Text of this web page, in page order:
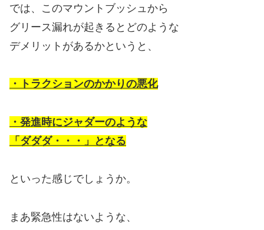
では、このマウントブッシュから
グリース漏れが起きるとどのような
デメリットがあるかというと、
・トラクションのかかりの悪化
・発進時にジャダーのような
「ダダダ・・・」となる
といった感じでしょうか。
まあ緊急性はないような、